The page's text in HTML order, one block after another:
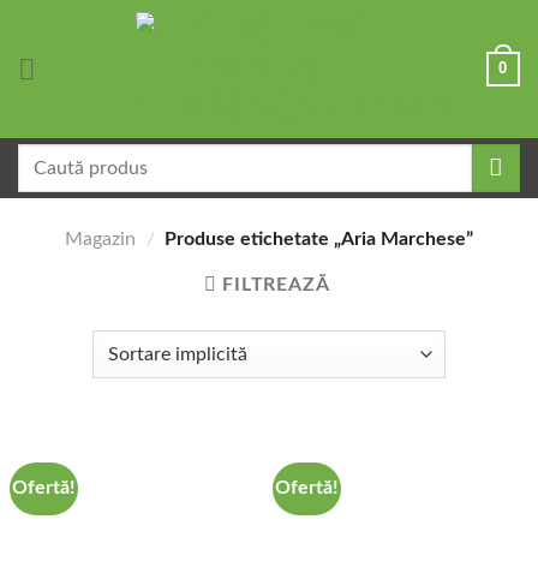
0
după:
Magazin / Produse etichetate „Aria Marchese”
FILTREAZĂ
Ofertă! Ofertă!